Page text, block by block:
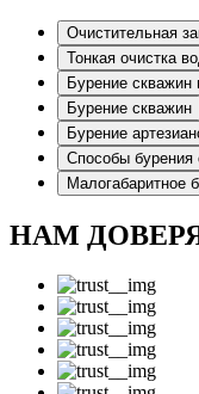
Очистительная
Тонкая очистка
Бурение скважин
Бурение скважин
Бурение
Способы бурения
Малогабаритное
НАМ